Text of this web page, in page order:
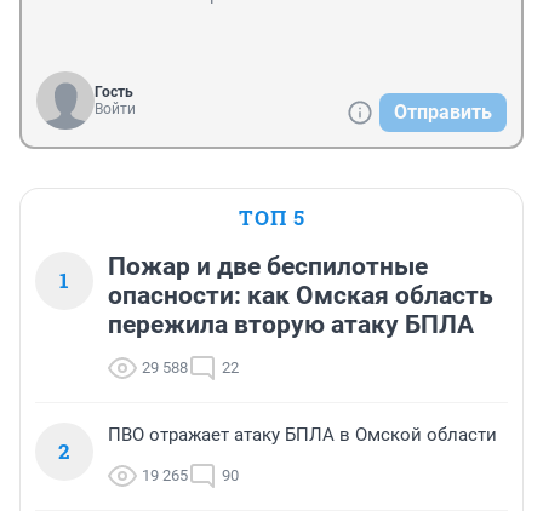
Гость
Войти
Отправить
ТОП 5
1
Пожар и две беспилотные
опасности: как Омская область
пережила вторую атаку БПЛА
29 588 22
2
ПВО отражает атаку БПЛА в Омской области
19 265 90